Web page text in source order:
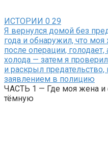
ИСТОРИИ 0 29
Я вернулся домой без
года и обнаружил, что
после операции,
холода — затем я
и раскрыл предательство,
заявлением в полицию
ЧАСТЬ 1 — Где моя жена и
тёмную